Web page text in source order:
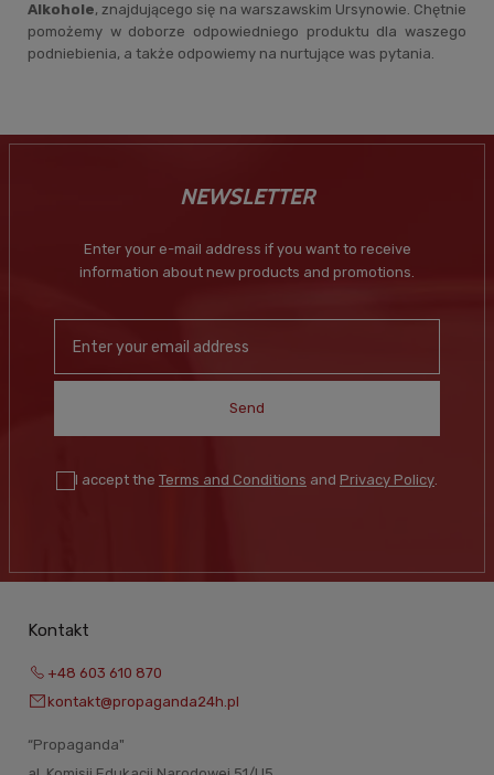
Alkohole, znajdującego się na warszawskim Ursynowie. Chętnie
pomożemy w doborze odpowiedniego produktu dla waszego
podniebienia, a także odpowiemy na nurtujące was pytania.
NEWSLETTER
Enter your e-mail address if you want to receive
information about new products and promotions.
Send
I accept the Terms and Conditions and Privacy Policy.
Kontakt
+48 603 610 870
kontakt@propaganda24h.pl
“Propaganda"